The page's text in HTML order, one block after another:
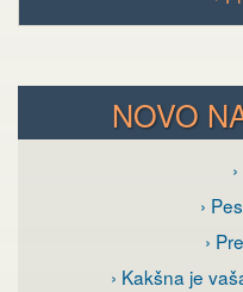
NOVO
›
›
› Kakšna je